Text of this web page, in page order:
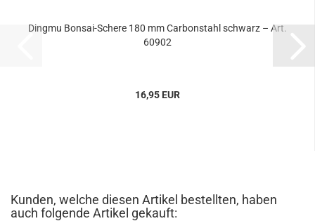
Dingmu Bonsai-Schere 180 mm Carbonstahl schwarz – Art.
60902
16,95 EUR
Kunden, welche diesen Artikel bestellten, haben
auch folgende Artikel gekauft: